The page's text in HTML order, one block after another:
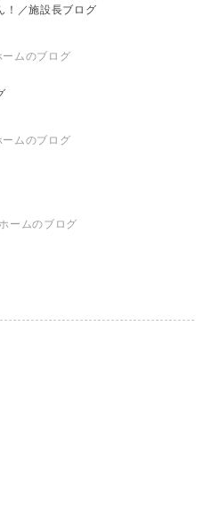
！／施設長ブログ
ームのブログ
ームのブログ
ームのブログ